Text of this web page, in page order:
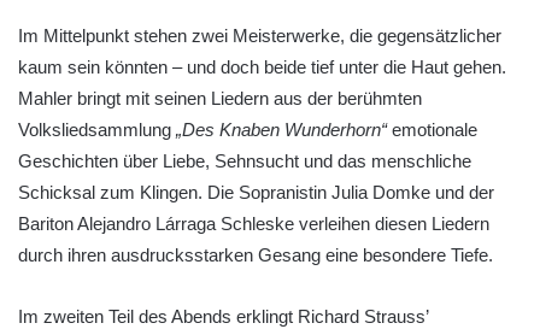
Im Mittelpunkt stehen zwei Meisterwerke, die gegensätzlicher
kaum sein könnten – und doch beide tief unter die Haut gehen.
Mahler bringt mit seinen Liedern aus der berühmten
Volksliedsammlung „Des Knaben Wunderhorn“emotionale
Geschichten über Liebe, Sehnsucht und das menschliche
Schicksal zum Klingen. Die Sopranistin Julia Domke und der
Bariton Alejandro Lárraga Schleske verleihen diesen Liedern
durch ihren ausdrucksstarken Gesang eine besondere Tiefe.
Im zweiten Teil des Abends erklingt Richard Strauss’